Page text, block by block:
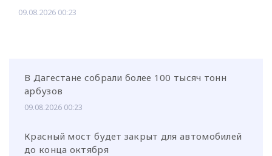
09.08.2026 00:23
В Дагестане собрали более 100 тысяч тонн
арбузов
09.08.2026 00:23
Красный мост будет закрыт для автомобилей
до конца октября